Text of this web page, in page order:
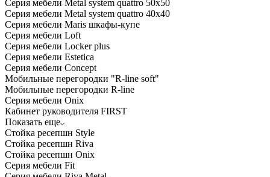
Серия мебели Metal system quattro 50x50
Серия мебели Metal system quattro 40x40
Серия мебели Maris шкафы-купе
Серия мебели Loft
Серия мебели Locker plus
Серия мебели Estetica
Серия мебели Concept
Мобильные перегородки "R-line soft"
Мобильные перегородки R-line
Серия мебели Onix
Кабинет руководителя FIRST
Показать еще
Стойка ресепшн Style
Стойка ресепшн Riva
Стойка ресепшн Onix
Серия мебели Fit